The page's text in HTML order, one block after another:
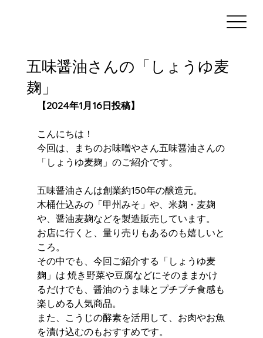
五味醤油さんの「しょうゆ麦
麹」
【2024年1月16日投稿】
こんにちは！
今回は、まちのお味噌やさん五味醤油さんの
「しょうゆ麦麹」のご紹介です。
五味醤油さんは創業約150年の醸造元。
木桶仕込みの「甲州みそ」や、米麹・麦麹
や、醤油麦麹などを製造販売しています。
お店に行くと、量り売りもあるのも嬉しいと
ころ。
その中でも、今回ご紹介する「しょうゆ麦
麹」は 焼き野菜や豆腐などにそのままかけ
るだけでも、醤油のうま味とプチプチ食感も
楽しめる人気商品。
また、こうじの酵素を活用して、お肉やお魚
を漬け込むのもおすすめです。